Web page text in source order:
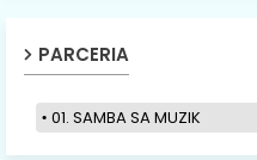
PARCERIA
01. SAMBA SA MUZIK